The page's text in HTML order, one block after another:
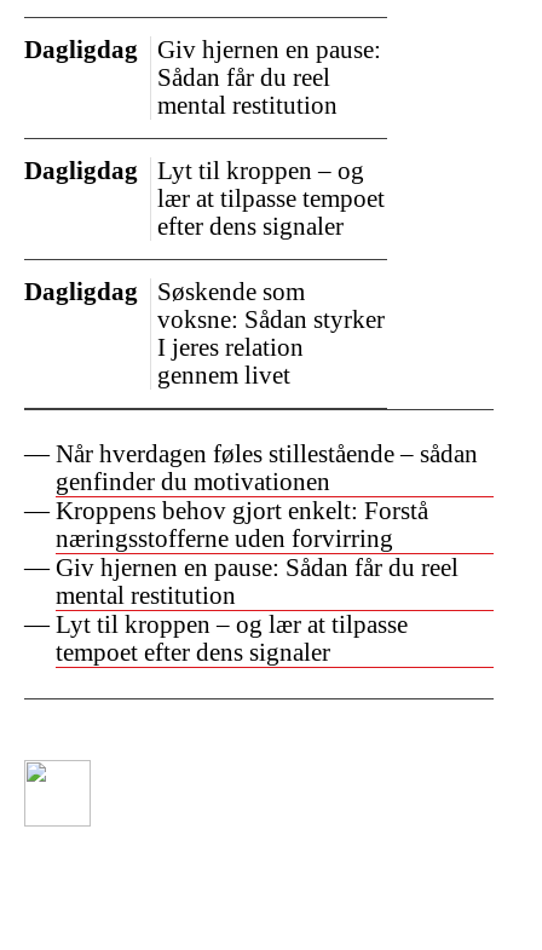
Når hverdagen føles stillestående – sådan
genfinder du motivationen
Kroppens behov gjort enkelt: Forstå
næringsstofferne uden forvirring
Giv hjernen en pause: Sådan får du reel
mental restitution
Lyt til kroppen – og lær at tilpasse
tempoet efter dens signaler
Giv hjernen en pause:
Sådan får du reel
mental restitution
Dagligdag
Lyt til kroppen – og
lær at tilpasse tempoet
efter dens signaler
Dagligdag
Søskende som
voksne: Sådan styrker
I jeres relation
gennem livet
Dagligdag